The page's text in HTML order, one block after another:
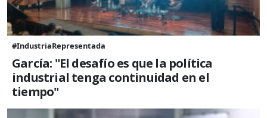
#IndustriaRepresentada
García: "El desafío es que la política
industrial tenga continuidad en el
tiempo"